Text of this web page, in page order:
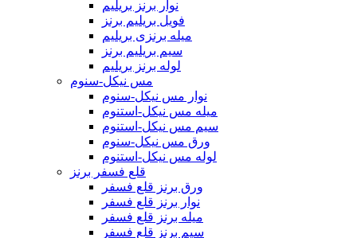
نوار برنز بریلیم
فویل بریلیم برنز
میله برنزی بریلیم
سیم بریلیم برنز
لوله برنز بریلیم
مس نیکل-سنوم
نوار مس نیکل-سنوم
میله مس نیکل-استنوم
سیم مس نیکل-استنوم
ورق مس نیکل-سنوم
لوله مس نیکل-استنوم
قلع فسفر برنز
ورق برنز قلع فسفر
نوار برنز قلع فسفر
میله برنز قلع فسفر
سیم برنز قلع فسفر